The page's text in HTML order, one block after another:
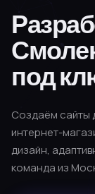
под
Создаём сайты
интернет-
дизайн,
команда из